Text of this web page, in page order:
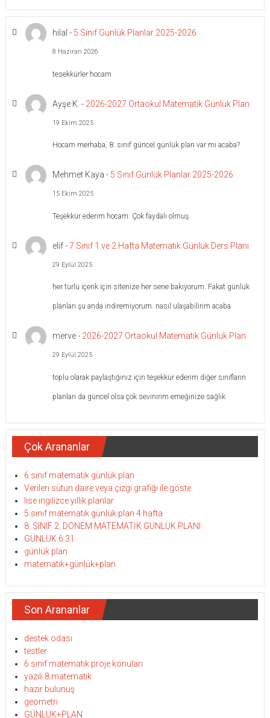
hilal - 5.Sınıf Günlük Planlar 2025-2026
8 Haziran 2026
tesekkürler hocam
Ayşe K. - 2026-2027 Ortaokul Matematik Günlük Plan
19 Ekim 2025
Hocam merhaba, 8. sınıf güncel günlük plan var mı acaba?
Mehmet Kaya - 5.Sınıf Günlük Planlar 2025-2026
15 Ekim 2025
Teşekkür ederim hocam. Çok faydalı olmuş.
elif-7.Sınıf 1.ve 2.Hafta Matematik Günlük Ders Planı
29 Eylül 2025
her türlü içerik için sitenize her sene bakıyorum. Fakat günlük
planları şu anda indiremiyorum. nasıl ulaşabilirim acaba
merve- 2026-2027 Ortaokul Matematik Günlük Plan
29 Eylül 2025
toplu olarak paylaştığınız için teşekkür ederim diğer sınıfların
planları da güncel olsa çok sevinirim emeğinize sağlık
Çok Arananlar
6.sınıf matematik günlük plan
Verileri sütun daire veya çizgi grafiği ile göste
lise ingilizce yıllık planlar
5.sınıf matematik günlük plan 4.hafta
8. SINIF 2. DÖNEM MATEMATİK GÜNLÜK PLANI
GÜNLÜK 6 31
günlük plan
matematik+günlük+plan
Son Arananlar
destek odası
testler
6.sınıf matematik proje konuları
yazılı 8 matematik
hazır bulunuş
geometri
GÜNLÜK+PLAN